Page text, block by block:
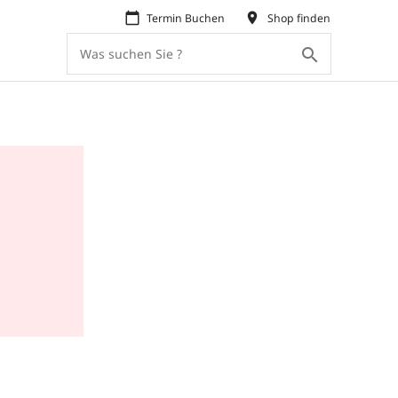
search
calendar_today Termin Buchen place Shop finden